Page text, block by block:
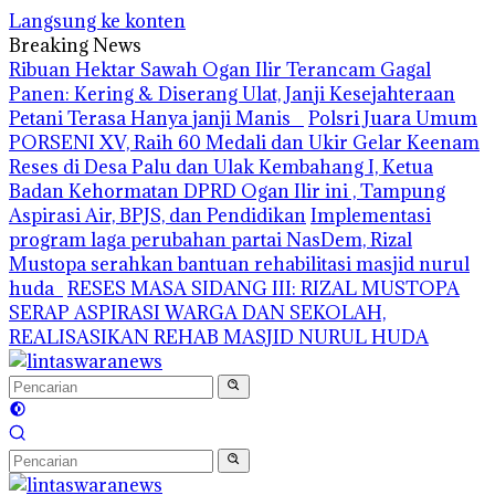
Langsung ke konten
Breaking News
Ribuan Hektar Sawah Ogan Ilir Terancam Gagal
Panen: Kering & Diserang Ulat, Janji Kesejahteraan
Petani Terasa Hanya janji Manis
Polsri Juara Umum
PORSENI XV, Raih 60 Medali dan Ukir Gelar Keenam
Reses di Desa Palu dan Ulak Kembahang I, Ketua
Badan Kehormatan DPRD Ogan Ilir ini , Tampung
Aspirasi Air, BPJS, dan PendidikanImplementasi
program laga perubahan partai NasDem, Rizal
Mustopa serahkan bantuan rehabilitasi masjid nurul
huda RESES MASA SIDANG III: RIZAL MUSTOPA
SERAP ASPIRASI WARGA DAN SEKOLAH,
REALISASIKAN REHAB MASJID NURUL HUDA